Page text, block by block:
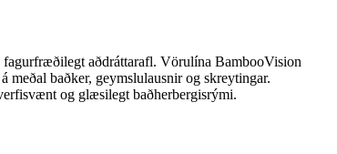
aðdráttarafl. Vörulína BambooVision
baðker, geymslulausnir og skreytingar.
og glæsilegt baðherbergisrými.